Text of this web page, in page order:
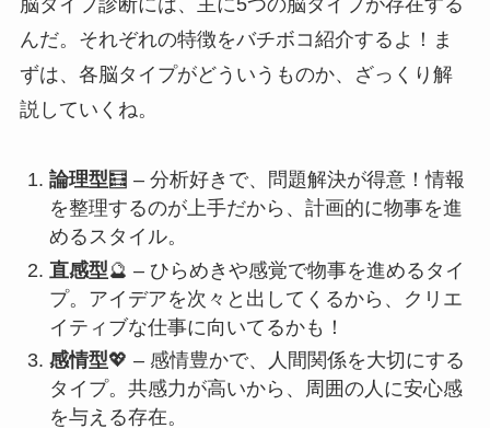
んだ。それぞれの特徴をバチボコ紹介するよ！ま
ずは、各脳タイプがどういうものか、ざっくり解
説していくね。
論理型🧮 – 分析好きで、問題解決が得意！情報
を整理するのが上手だから、計画的に物事を進
めるスタイル。
直感型🔮 – ひらめきや感覚で物事を進めるタイ
プ。アイデアを次々と出してくるから、クリエ
イティブな仕事に向いてるかも！
感情型💖 – 感情豊かで、人間関係を大切にする
タイプ。共感力が高いから、周囲の人に安心感
を与える存在。